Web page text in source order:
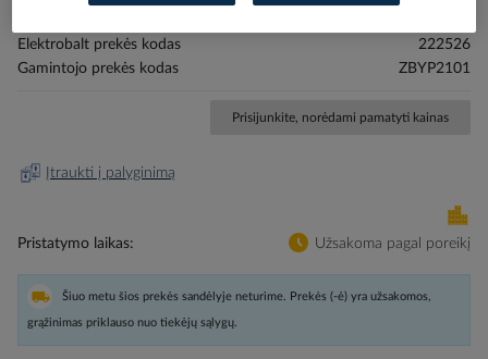
images
Elektrobalt prekės kodas
222526
Gamintojo prekės kodas
ZBYP2101
Prisijunkite, norėdami pamatyti kainas
Įtraukti į palyginimą
Pristatymo laikas Užsakoma pagal poreikį
Šiuo metu šios prekės sandėlyje neturime. Prekės (-ė) yra užsakomos,
grąžinimas priklauso nuo tiekėjų sąlygų.